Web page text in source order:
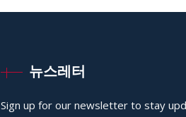
뉴스레터
Sign up for our newsletter to stay